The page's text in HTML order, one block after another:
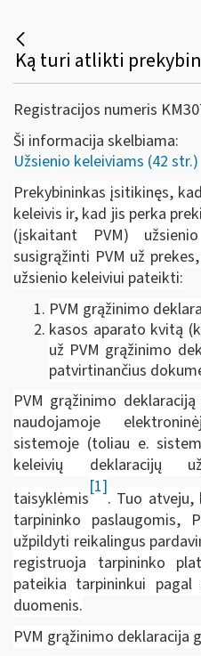
Registracijos numeris
Ši informacija skelbiama:
Užsienio keleiviams (42 str.)
Prekybininkas įsitikinęs,
keleivis ir, kad jis perka
(įskaitant PVM)
susigrąžinti PVM už
užsienio keleiviui pateikti:
PVM grąžinimo
kasos aparato kvitą
už PVM grąžinimo
patvirtinančius
PVM grąžinimo
naudojamoje
sistemoje (toliau e.
keleivių deklaracijų
taisyklėmis
[1]
. Tuo atveju,
tarpininko paslaugomis,
užpildyti reikalingus
registruoja tarpininko
pateikia tarpininkui
duomenis.
PVM grąžinimo deklaracija